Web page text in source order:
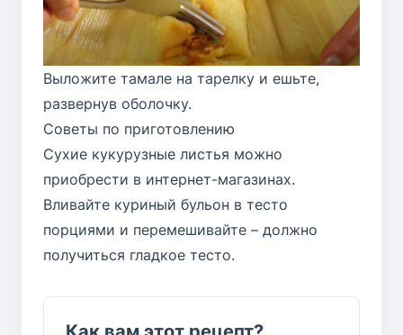
Выложите тамале на тарелку и ешьте,
развернув оболочку.
Советы по приготовлению
Сухие кукурузные листья можно
приобрести в интернет-магазинах.
Вливайте куриный бульон в тесто
порциями и перемешивайте – должно
получиться гладкое тесто.